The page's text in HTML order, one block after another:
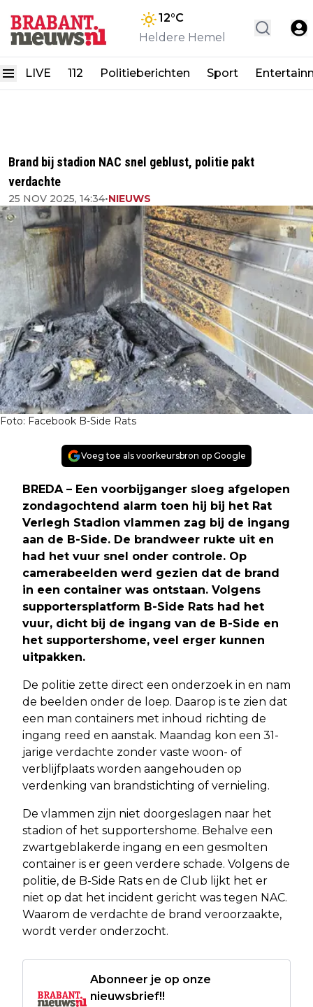
12°C
Heldere Hemel
LIVE 112 Politieberichten Sport
Brand bij stadion NAC snel geblust, politie pakt
verdachte
25 NOV 2025, 14:34•NIEUWS
Foto: Facebook B-Side Rats
Voeg toe als voorkeursbron op Google
BREDA – Een voorbijganger sloeg afgelopen
zondagochtend alarm toen hij bij het Rat
Verlegh Stadion vlammen zag bij de ingang
aan de B-Side. De brandweer rukte uit en
had het vuur snel onder controle. Op
camerabeelden werd gezien dat de brand
in een container was ontstaan. Volgens
supportersplatform B-Side Rats had het
vuur, dicht bij de ingang van de B-Side en
het supportershome, veel erger kunnen
uitpakken.
De politie zette direct een onderzoek in en nam
de beelden onder de loep. Daarop is te zien dat
een man containers met inhoud richting de
ingang reed en aanstak. Maandag kon een 31-
jarige verdachte zonder vaste woon- of
verblijfplaats worden aangehouden op
verdenking van brandstichting of vernieling.
De vlammen zijn niet doorgeslagen naar het
stadion of het supportershome. Behalve een
zwartgeblakerde ingang en een gesmolten
container is er geen verdere schade. Volgens de
politie, de B-Side Rats en de Club lijkt het er
niet op dat het incident gericht was tegen NAC.
Waarom de verdachte de brand veroorzaakte,
wordt verder onderzocht.
Abonneer je op onze
nieuwsbrief!!